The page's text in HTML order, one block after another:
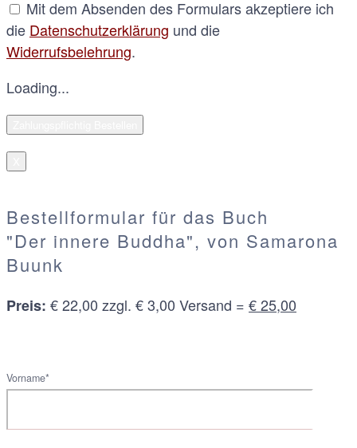
Mit dem Absenden des Formulars akzeptiere ich
die Datenschutzerklärung und die
Widerrufsbelehrung.
Loading...
Bestellformular für das Buch
"Der innere Buddha", von Samarona
Buunk
Preis: € 22,00 zzgl. € 3,00 Versand = € 25,00
Vorname*